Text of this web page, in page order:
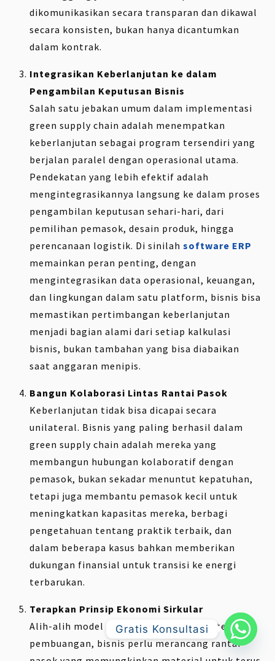
dikomunikasikan secara transparan dan dikawal
secara konsisten, bukan hanya dicantumkan
dalam kontrak.
Integrasikan Keberlanjutan ke dalam
Pengambilan Keputusan Bisnis
Salah satu jebakan umum dalam implementasi
green supply chain adalah menempatkan
keberlanjutan sebagai program tersendiri yang
berjalan paralel dengan operasional utama.
Pendekatan yang lebih efektif adalah
mengintegrasikannya langsung ke dalam proses
pengambilan keputusan sehari-hari, dari
pemilihan pemasok, desain produk, hingga
perencanaan logistik. Di sinilah software ERP
memainkan peran penting, dengan
mengintegrasikan data operasional, keuangan,
dan lingkungan dalam satu platform, bisnis bisa
memastikan pertimbangan keberlanjutan
menjadi bagian alami dari setiap kalkulasi
bisnis, bukan tambahan yang bisa diabaikan
saat anggaran menipis.
Bangun Kolaborasi Lintas Rantai Pasok
Keberlanjutan tidak bisa dicapai secara
unilateral. Bisnis yang paling berhasil dalam
green supply chain adalah mereka yang
membangun hubungan kolaboratif dengan
pemasok, bukan sekadar menuntut kepatuhan,
tetapi juga membantu pemasok kecil untuk
meningkatkan kapasitas mereka, berbagi
pengetahuan tentang praktik terbaik, dan
dalam beberapa kasus bahkan memberikan
dukungan finansial untuk transisi ke energi
terbarukan.
Terapkan Prinsip Ekonomi Sirkular
Alih-alih model linear yang berakhir di tempat
pembuangan, bisnis perlu merancang rantai
Gratis Konsultasi